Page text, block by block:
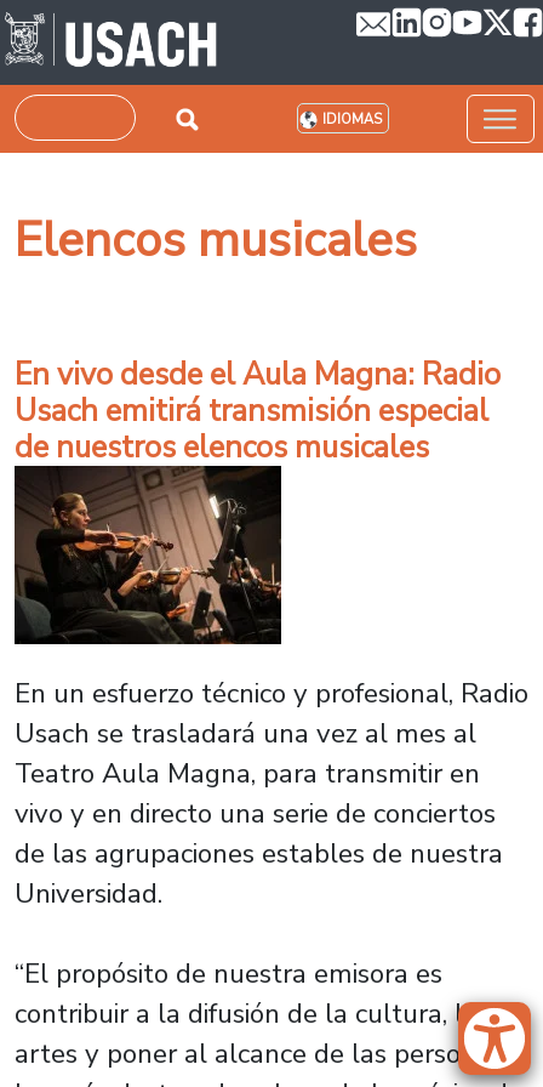
Pasar al contenido principal
Buscar IDIOMAS
Elencos musicales
En vivo desde el Aula Magna: Radio
Usach emitirá transmisión especial
de nuestros elencos musicales
En un esfuerzo técnico y profesional, Radio
Usach se trasladará una vez al mes al
Teatro Aula Magna, para transmitir en
vivo y en directo una serie de conciertos
de las agrupaciones estables de nuestra
Universidad.
“El propósito de nuestra emisora es
contribuir a la difusión de la cultura, las
artes y poner al alcance de las personas